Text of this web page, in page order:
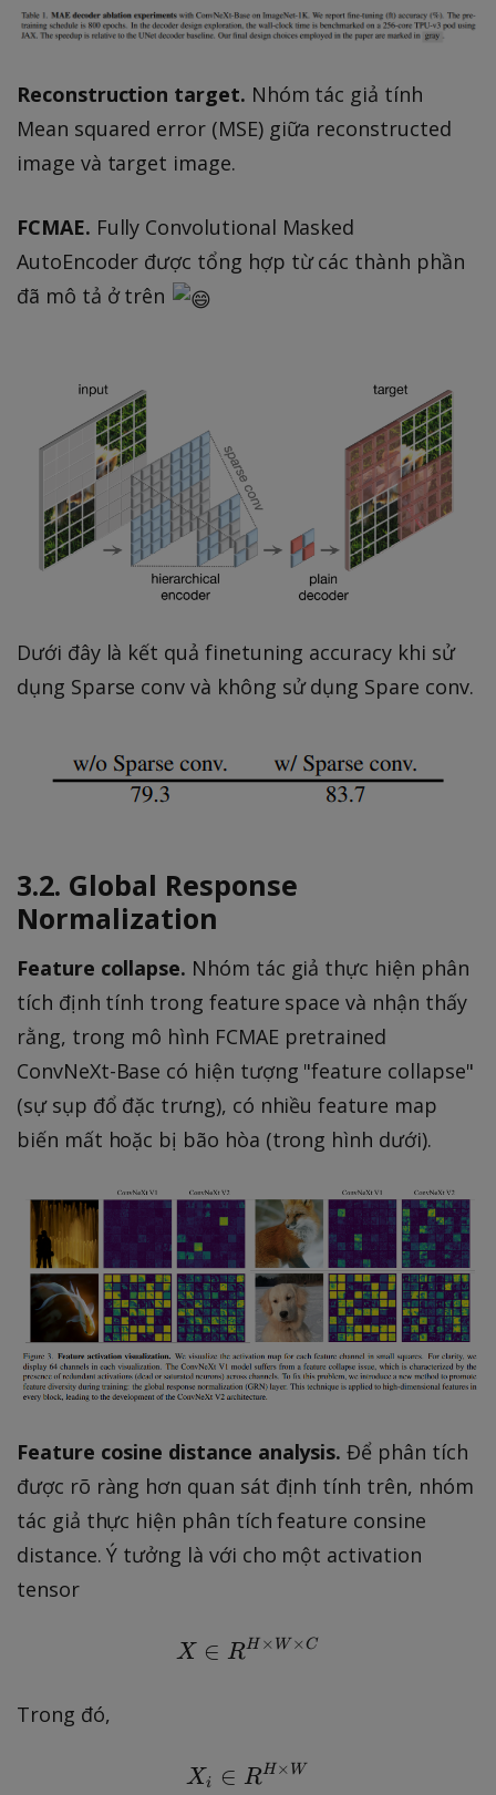
Reconstruction target. Nhóm tác giả tính
Mean squared error (MSE) giữa reconstructed
image và target image.
FCMAE. Fully Convolutional Masked
AutoEncoder được tổng hợp từ các thành phần
đã mô tả ở trên
Dưới đây là kết quả finetuning accuracy khi sử
dụng Sparse conv và không sử dụng Spare conv.
3.2. Global Response
Normalization
Feature collapse. Nhóm tác giả thực hiện phân
tích định tính trong feature space và nhận thấy
rằng, trong mô hình FCMAE pretrained
ConvNeXt-Base có hiện tượng "feature collapse"
(sự sụp đổ đặc trưng), có nhiều feature map
biến mất hoặc bị bão hòa (trong hình dưới).
Feature cosine distance analysis. Để phân tích
được rõ ràng hơn quan sát định tính trên, nhóm
tác giả thực hiện phân tích feature consine
distance. Ý tưởng là với cho một activation
tensor
X \in R ^ { H \times
X ∈ RH × W×C
Trong đó,
X _ { i } \in R ^ { H
Xi ∈ RH × W